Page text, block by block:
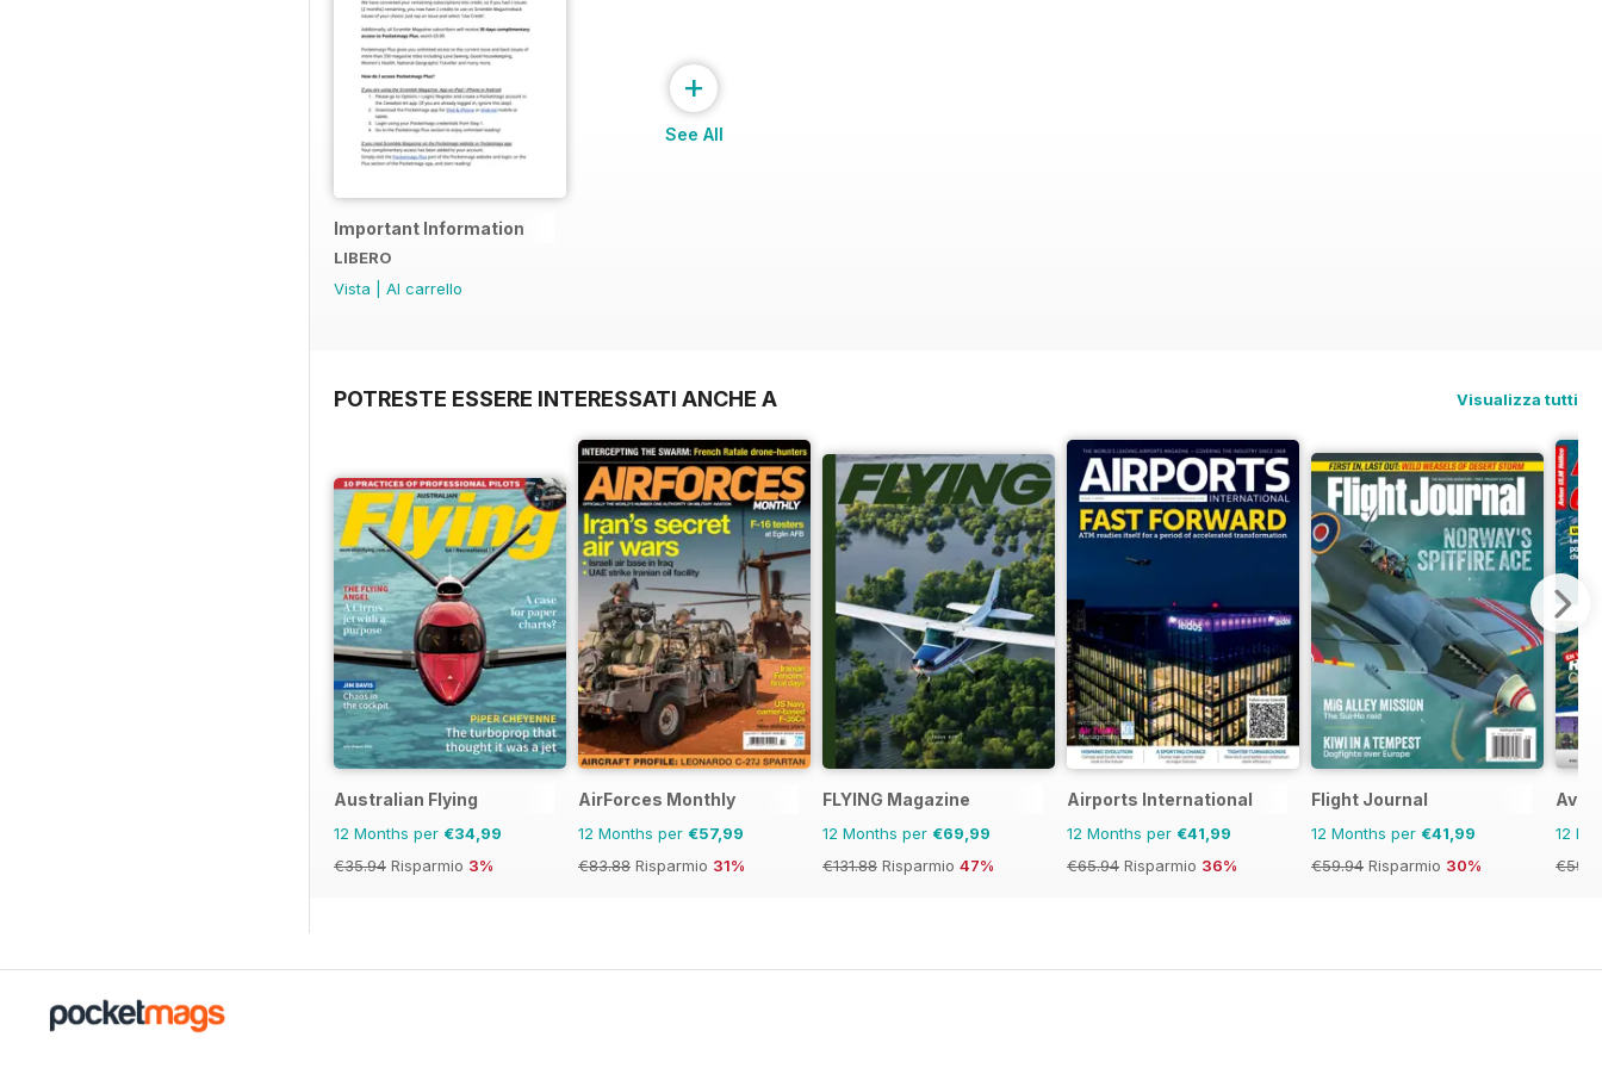
Important Information
LIBERO
Vista
Al carrello
+
See All
POTRESTE ESSERE INTERESSATI ANCHE A Visualizza tutti
Australian Flying
12 Months per €34,99
€35.94 Risparmio 3%
AirForces Monthly
12 Months per €57,99
€83.88 Risparmio 31%
FLYING Magazine
12 Months per €69,99
€131.88 Risparmio 47%
Airports International
12 Months per €41,99
€65.94 Risparmio 36%
Flight Journal
12 Months per €41,99
€59.94 Risparmio 30%
12